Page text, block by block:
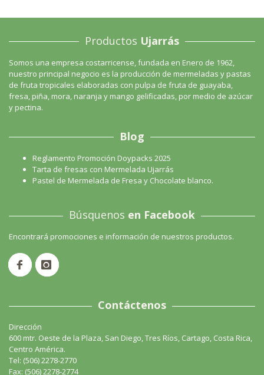
Productos Ujarrás
Somos una empresa costarricense, fundada en Enero de 1962,
nuestro principal negocio es la producción de mermeladas y pastas
de fruta tropicales elaboradas con pulpa de fruta de guayaba,
fresa, piña, mora, naranja y mango gelificadas, por medio de azúcar
y pectina.
Blog
Reglamento Promoción Doypacks 2025
Tarta de fresas con Mermelada Ujarrás
Pastel de Mermelada de Fresa y Chocolate blanco.
Búsquenos en Facebook
Encontrará promociones e información de nuestros productos.
Contáctenos
Dirección
600 mtr. Oeste de la Plaza, San Diego, Tres Ríos, Cartago, Costa Rica,
Centro América.
Tel: (506) 2278-2770
Fax: (506) 2278-2774